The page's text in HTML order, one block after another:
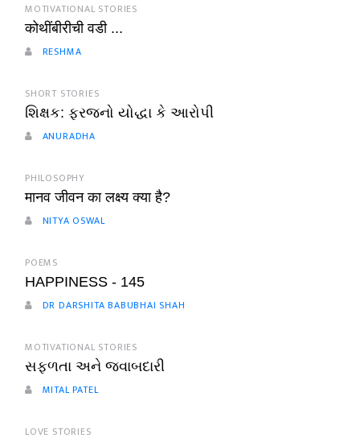
MOTIVATIONAL STORIES
कोथींबीरीची वडी ...
RESHMA
SHORT STORIES
શિક્ષક: ફરજનો યોદ્ધા કે આરોપી
ANURADHA
PHILOSOPHY
मानव जीवन का लक्ष्य क्या है?
NITYA OSWAL
POEMS
HAPPINESS - 145
DR DARSHITA BABUBHAI SHAH
MOTIVATIONAL STORIES
સફળતા અને જવાબદારી
MITAL PATEL
LOVE STORIES